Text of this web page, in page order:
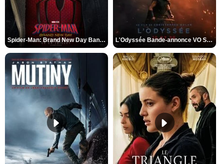
Spider-Man: Brand New Day Bande-annonce VO STFR L'Odyssée Bande-annonce VO STFR